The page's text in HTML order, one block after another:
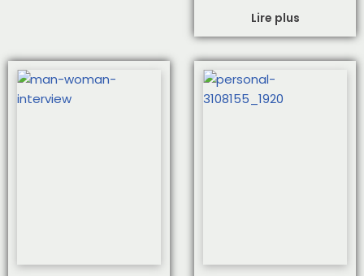
Lire plus